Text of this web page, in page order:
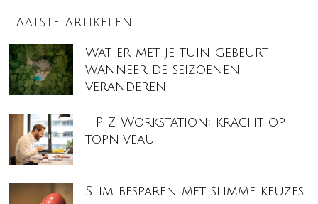
LAATSTE ARTIKELEN
Wat er met je tuin gebeurt
wanneer de seizoenen
veranderen
HP Z Workstation: kracht op
topniveau
Slim besparen met slimme keuzes